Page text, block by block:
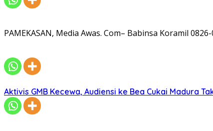
PAMEKASAN, Media Awas. Com– Babinsa Koramil
Aktivis GMB Kecewa, Audiensi ke Bea Cukai Madura